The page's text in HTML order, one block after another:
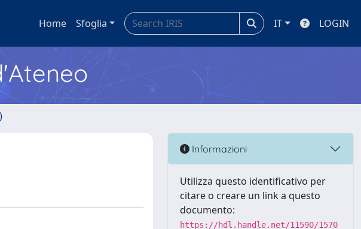
Home Sfoglia IT LOGIN
Informazioni
Utilizza questo identificativo per
citare o creare un link a questo
documento:
https://hdl.handle.net/11590/1570